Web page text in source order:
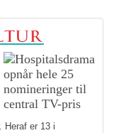
Heraf er 13 i